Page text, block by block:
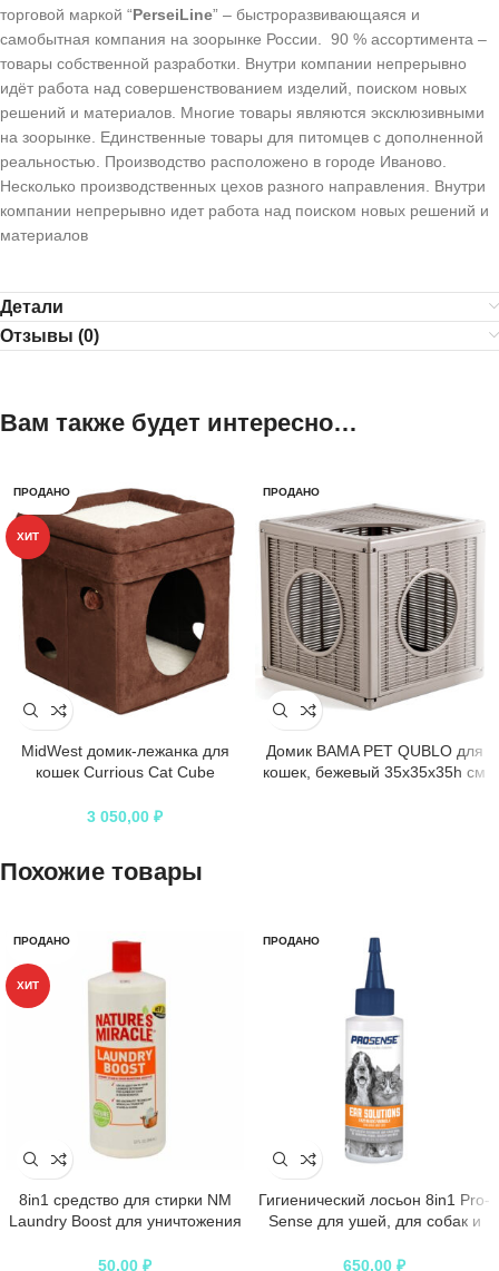
торговой маркой “PerseiLine” – быстроразвивающаяся и
самобытная компания на зоорынке России. 90 % ассортимента –
товары собственной разработки. Внутри компании непрерывно
идёт работа над совершенствованием изделий, поиском новых
решений и материалов. Многие товары являются эксклюзивными
на зоорынке. Единственные товары для питомцев с дополненной
реальностью. Производство расположено в городе Иваново.
Несколько производственных цехов разного направления. Внутри
компании непрерывно идет работа над поиском новых решений и
материалов
Детали
Отзывы (0)
Вам также будет интересно…
ПРОДАНО
ХИТ
MidWest домик-лежанка для
кошек Currious Cat Cube
3 050,00 ₽
ПРОДАНО
Домик BAMA PET QUBLO для
кошек, бежевый 35x35x35h см
Похожие товары
ПРОДАНО
ХИТ
8in1 средство для стирки NM
Laundry Boost для уничтожения
50,00 ₽
ПРОДАНО
Гигиенический лосьон 8in1 Pro-
Sense для ушей, для собак и
650,00 ₽